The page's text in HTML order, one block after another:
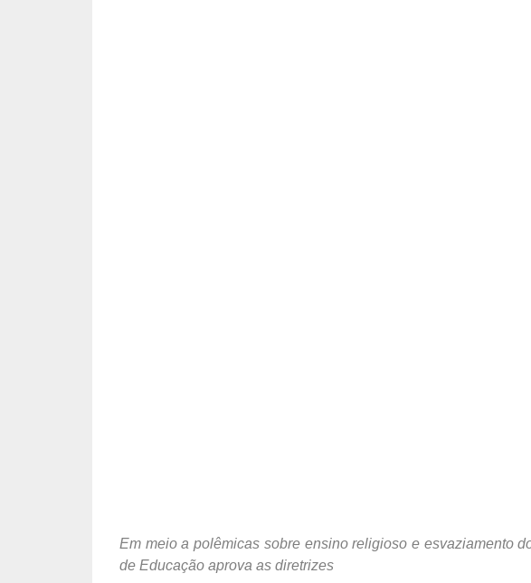
Em meio a polêmicas sobre ensino religioso e esvaziamento
de Educação aprova as diretrizes